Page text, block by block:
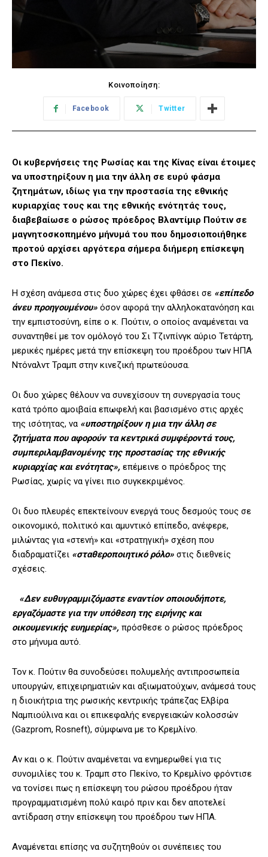
Κοινοποίηση:
Facebook Twitter
Οι κυβερνήσεις της Ρωσίας και της Κίνας είναι έτοιμες
να υποστηρίξουν η μια την άλλη σε ευρύ φάσμα
ζητημάτων, ιδίως για την προστασία της εθνικής
κυριαρχίας τους και της εθνικής ενότητάς τους,
διαβεβαίωσε ο ρώσος πρόεδρος Βλαντίμιρ Πούτιν σε
μαγνητοσκοπημένο μήνυμά του που δημοσιοποιήθηκε
προτού αρχίσει αργότερα σήμερα διήμερη επίσκεψη
στο Πεκίνο.
Η σχέση ανάμεσα στις δυο χώρες έχει φθάσει σε «επίπεδο
άνευ προηγουμένου» όσον αφορά την αλληλοκατανόηση και
την εμπιστοσύνη, είπε ο κ. Πούτιν, ο οποίος αναμένεται να
συναντηθεί με τον ομόλογό του Σι Τζινπίνγκ αύριο Τετάρτη,
μερικές ημέρες μετά την επίσκεψη του προέδρου των ΗΠΑ
Ντόναλντ Τραμπ στην κινεζική πρωτεύουσα.
Οι δυο χώρες θέλουν να συνεχίσουν τη συνεργασία τους
κατά τρόπο αμοιβαία επωφελή και βασισμένο στις αρχές
της ισότητας, να «υποστηρίξουν η μια την άλλη σε
ζητήματα που αφορούν τα κεντρικά συμφέροντά τους,
συμπεριλαμβανομένης της προστασίας της εθνικής
κυριαρχίας και ενότητας», επέμεινε ο πρόεδρος της
Ρωσίας, χωρίς να γίνει πιο συγκεκριμένος.
Οι δυο πλευρές επεκτείνουν ενεργά τους δεσμούς τους σε
οικονομικό, πολιτικό και αμυντικό επίπεδο, ανέφερε,
μιλώντας για «στενή» και «στρατηγική» σχέση που
διαδραματίζει «σταθεροποιητικό ρόλο» στις διεθνείς
σχέσεις.
«Δεν ευθυγραμμιζόμαστε εναντίον οποιουδήποτε,
εργαζόμαστε για την υπόθεση της ειρήνης και
οικουμενικής ευημερίας», πρόσθεσε ο ρώσος πρόεδρος
στο μήνυμα αυτό.
Τον κ. Πούτιν θα συνοδεύσει πολυμελής αντιπροσωπεία
υπουργών, επιχειρηματιών και αξιωματούχων, ανάμεσά τους
η διοικήτρια της ρωσικής κεντρικής τράπεζας Ελβίρα
Ναμπιούλινα και οι επικεφαλής ενεργειακών κολοσσών
(Gazprom, Rosneft), σύμφωνα με το Κρεμλίνο.
Αν και ο κ. Πούτιν αναμένεται να ενημερωθεί για τις
συνομιλίες του κ. Τραμπ στο Πεκίνο, το Κρεμλίνο φρόντισε
να τονίσει πως η επίσκεψη του ρώσου προέδρου ήταν
προγραμματισμένη πολύ καιρό πριν και δεν αποτελεί
αντίδραση στην επίσκεψη του προέδρου των ΗΠΑ.
Αναμένεται επίσης να συζητηθούν οι συνέπειες του